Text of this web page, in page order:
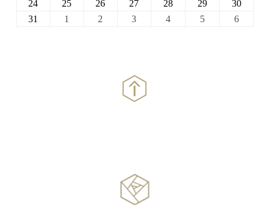
242026-
252026-
262026-
272026-
282026-
292026-
302026-
31 1 2 32026-
42026-
52026-
62026-